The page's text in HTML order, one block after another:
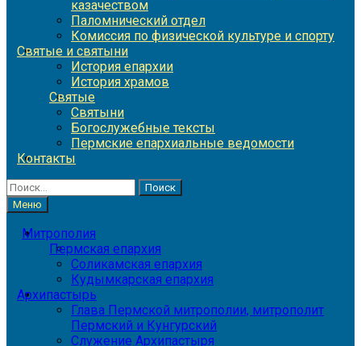
казачеством
Паломнический отдел
Комиссия по физической культуре и спорту
Святые и святыни
История епархии
История храмов
Святые
Святыни
Богослужебные тексты
Пермские епархиальные ведомости
Контакты
Найти:
Меню
Митрополия
Пермская епархия
Соликамская епархия
Кудымкарская епархия
Архипастырь
Глава Пермской митрополии, митрополит
Пермский и Кунгурский
Служение Архипастыря